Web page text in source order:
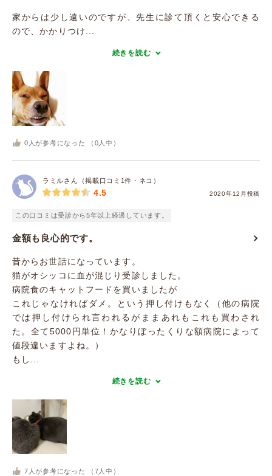
家からは少し遠いのですが、先生に診て頂くと安心できる
ので、かかりつけ...
続きを読む
0 人が参考になった （ 0 人中）
ラミルさん（掲載口コミ1件・ネコ）
2020年12月投稿
4.5
この口コミは受診から5年以上経過しています。
金額も良心的です。
昔からお世話になっています。
猫がオシッコに血が混じり受診しました。
病院食のキャットフードを買いましたが
これじゃなければダメ。という押し付けもなく（他の病院
では押し付けられ言われるがままあれもこれも買わされ
た。全て5000円単位！かなりぼったくりな額病院によって
値段違いますよね。）
もし...
続きを読む
7 人が参考になった （ 7 人中）